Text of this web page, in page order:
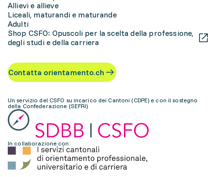
Allievi e allieve
Liceali, maturandi e maturande
Adulti
Shop CSFO: Opuscoli per la scelta della professione,
degli studi e della carriera
Contatta orientamento.ch
Un servizio del CSFO su incarico dei Cantoni (CDPE) e con il sostegno
della Confederazione (SEFRI)
In collaborazione con: